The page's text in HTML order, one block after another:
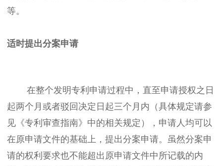
等。
适时提出分案申请
在整个发明专利申请过程中，直至申请授权之日
起两个月或者驳回决定日起三个月内（具体规定请参
见《专利审查指南》中的相关规定），申请人均可以
在原申请文件的基础上，提出分案申请。虽然分案申
请的权利要求也不能超出原申请文件中所记载的内